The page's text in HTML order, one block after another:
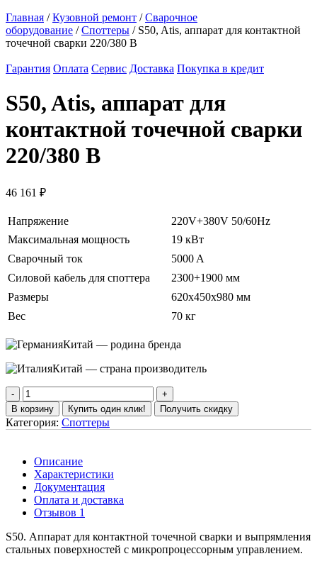
Главная /Кузовной ремонт /Сварочное
оборудование /Споттеры / S50, Atis, аппарат для контактной
точечной сварки 220/380 В
Гарантия Оплата Сервис Доставка Покупка в кредит
S50, Atis, аппарат для
контактной точечной сварки
220/380 В
46 161 ₽
Напряжение
220V+380V 50/60Hz
Максимальная мощность
19 кВт
Сварочный ток
5000 A
Силовой кабель для споттера
2300+1900 мм
Размеры
620x450x980 мм
Вес
70 кг
Китай — родина бренда
Китай — страна производитель
В корзину Купить один клик! Получить скидку
Категория: Споттеры
Описание
Характеристики
Документация
Оплата и доставка
Отзывов 1
S50. Аппарат для контактной точечной сварки и выпрямления
стальных поверхностей с микропроцессорным управлением.